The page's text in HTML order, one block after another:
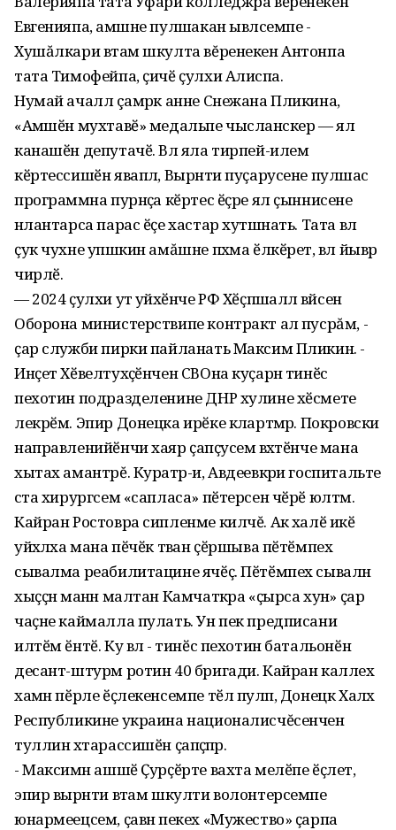
Евгенияпа, амӑшне пулӑшакан ывӑлсемпе -
Хушăлкари вӑтам шкулта вĕренекен Антонпа
тата Тимофейпа, ҫичӗ ҫулхи Алисӑпа.
Нумай ачаллӑ çамрӑк анне Снежана Пликина,
«Амӑшӗн мухтавӗ» медальпе чысланӑскер — ял
канашӗн депутачӗ. Вӑл яла тирпей-илем
кӗртессишӗн яваплӑ, Вырӑнти пуҫарусене пулӑшас
программӑна пурнӑҫа кӗртес ӗҫре ял ҫыннисене
ӑнлантарса парас ӗҫе хастар хутшӑнать. Тата вӑл
ҫук чухне упӑшкин амăшне пӑхма ӗлкӗрет, вӑл йывӑр
чирлӗ.
— 2024 ҫулхи утӑ уйӑхӗнче РФ Хӗҫпӑшаллӑ вӑйсен
Оборона министерствипе контракт алӑ пусрăм, -
ҫар служби пирки пайланать Максим Пликин. -
Инҫет Хӗвелтухӑҫӗнчен СВОна куҫарнӑ тинӗс
пехотин подразделенине ДНР хулине хӗсмете
лекрӗм. Эпир Донецка ирӗке кӑлартӑмӑр. Покровски
направленийӗнчи хаяр ҫапӑҫусем вӑхӑтӗнче мана
хытах амантрĕ. Куратӑр-и, Авдеевкӑри госпитальте
ӑста хирургсем «сапласа» пӗтерсен чӗрӗ юлтӑм.
Кайран Ростовра сипленме килчĕ. Акӑ халӗ икӗ
уйӑхлӑха мана пӗчӗк тӑван ҫӗршыва пӗтӗмпех
сывалма реабилитацине ячӗҫ. Пӗтӗмпех сывалнӑ
хыҫҫӑн манӑн малтан Камчаткӑра «ҫырса хунӑ» ҫар
чаҫне каймалла пулать. Ун пек предписани
илтӗм ӗнтӗ. Ку вӑл - тинӗс пехотин батальонӗн
десант-штурм ротин 40 бригади. Кайран каллех
хамӑн пӗрле ӗҫлекенсемпе тӗл пулӑп, Донецк Халӑх
Республикине украина националисчĕсенчен
туллин хӑтарассишӗн ҫапӑҫӑпӑр.
- Максимӑн ашшӗ Ҫурҫӗрте вахта мелӗпе ӗҫлет,
эпир вырӑнти вӑтам шкулти волонтерсемпе
юнармеецсем, ҫавӑн пекех «Мужество» ҫарпа